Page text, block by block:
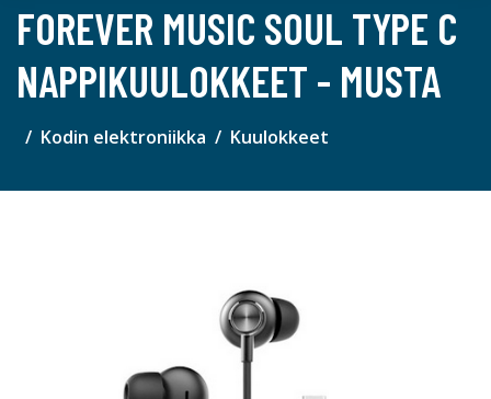
FOREVER MUSIC SOUL TYPE C
NAPPIKUULOKKEET - MUSTA
Kodin elektroniikka Kuulokkeet